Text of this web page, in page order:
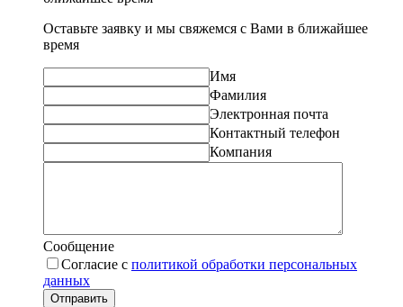
Оставьте заявку и мы свяжемся с Вами в ближайшее
время
Имя
Фамилия
Электронная почта
Контактный телефон
Компания
Сообщение
Согласие с политикой обработки персональных
данных
Отправить